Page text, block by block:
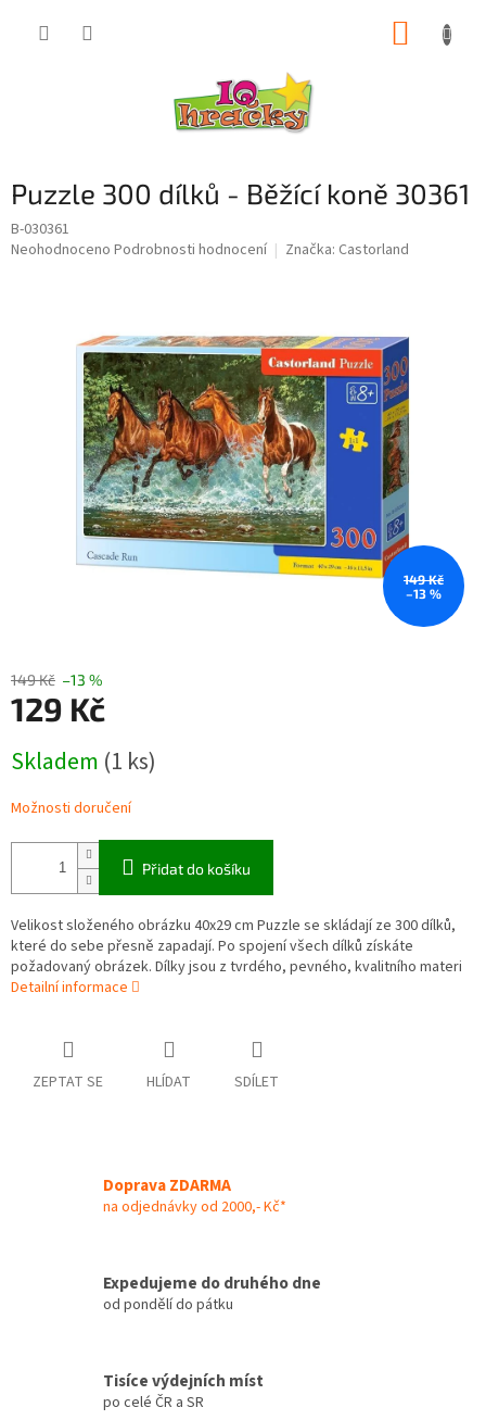
Puzzle 300 dílků - Běžící koně 30361
B-030361
Průměrné
Neohodnoceno Podrobnosti hodnocení Značka: Castorland
149 Kč
–13 %
149 Kč –13 %
129 Kč
cena:
Skladem (1 ks)
Možnosti doručení
Přidat do košíku
Velikost složeného obrázku 40x29 cm Puzzle se skládají ze 300 dílků,
které do sebe přesně zapadají. Po spojení všech dílků získáte
požadovaný obrázek. Dílky jsou z tvrdého, pevného, kvalitního materi
Detailní informace
ZEPTAT SE HLÍDAT SDÍLET
Doprava ZDARMA
na odjednávky od 2000,- Kč*
Expedujeme do druhého dne
od pondělí do pátku
Tisíce výdejních míst
po celé ČR a SR